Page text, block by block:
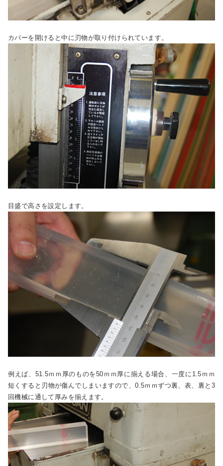
カバーを開けると中に刃物が取り付けられています。
目盛で高さを設定します。
例えば、51.5ｍｍ厚のものを50ｍｍ厚に揃える場合、一度に1.5ｍｍ
短くすると刃物が傷んでしまいますので、0.5ｍｍずつ裏、表、裏と3
回機械に通して厚みを揃えます。